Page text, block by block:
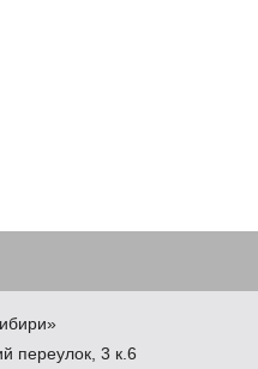
переулок, 3 к.6